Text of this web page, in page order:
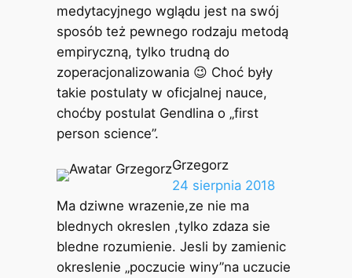
medytacyjnego wglądu jest na swój
sposób też pewnego rodzaju metodą
empiryczną, tylko trudną do
zoperacjonalizowania 😉 Choć były
takie postulaty w oficjalnej nauce,
choćby postulat Gendlina o „first
person science”.
Grzegorz
24 sierpnia 2018
Ma dziwne wrazenie,ze nie ma
blednych okreslen ,tylko zdaza sie
bledne rozumienie. Jesli by zamienic
okreslenie „poczucie winy”na uczucie